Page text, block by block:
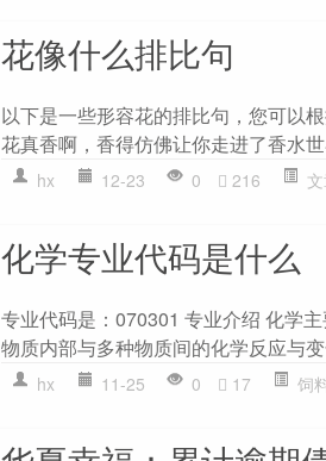
花像什么排比句
以下是一些形容花的排比句，您可以
花真香啊，香得仿佛让你走进了香水
hx 12-23 0 216
化学专业代码是什么
专业代码是：070301 专业介绍 化学
物质内部与多种物质间的化学反应与
hx 11-25 0 17 饲